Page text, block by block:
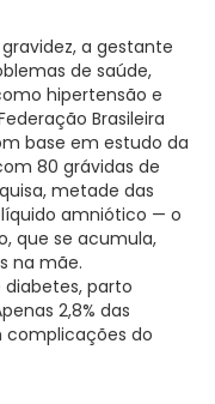
a gestante
de saúde,
hipertensão e
Brasileira
base em estudo da
80 grávidas de
metade das
amniótico — o
que se acumula,
na mãe.
parto
2,8% das
complicações do